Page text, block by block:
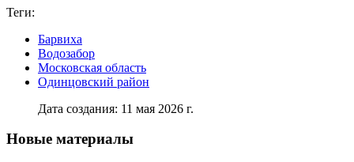
Теги:
Барвиха
Водозабор
Московская область
Одинцовский район
Дата создания: 11 мая 2026 г.
Новые материалы